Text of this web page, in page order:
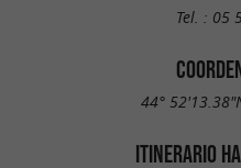
Tel. : 05
44°
ITINERARIO